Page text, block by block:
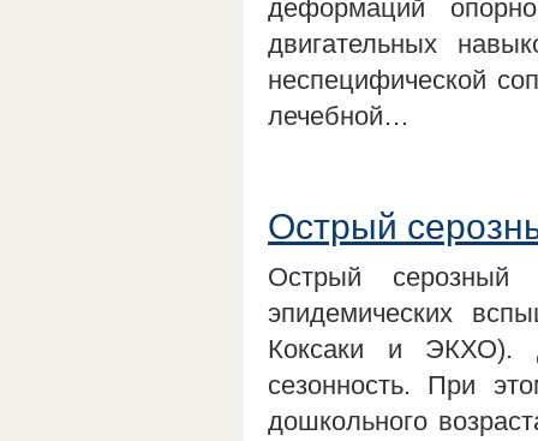
деформаций
двигательных
неспецифической
лечебной…
Острый
Острый серозный
эпидемических
Коксаки и ЭКХО).
сезонность. При
дошкольного